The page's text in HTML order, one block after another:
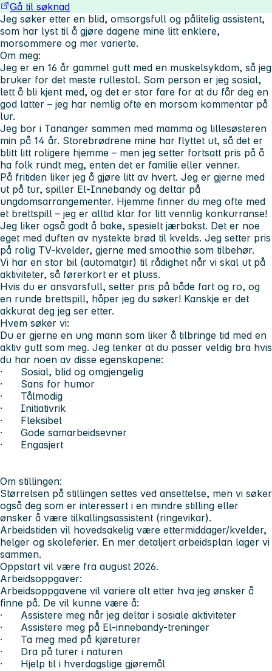
Gå til søknad
Jeg søker etter en blid, omsorgsfull og pålitelig assistent,
som har lyst til å gjøre dagene mine litt enklere,
morsommere og mer varierte.
Om meg:
Jeg er en 16 år gammel gutt med en muskelsykdom, så jeg
bruker for det meste rullestol. Som person er jeg sosial,
lett å bli kjent med, og det er stor fare for at du får deg en
god latter – jeg har nemlig ofte en morsom kommentar på
lur.
Jeg bor i Tananger sammen med mamma og lillesøsteren
min på 14 år. Storebrødrene mine har flyttet ut, så det er
blitt litt roligere hjemme – men jeg setter fortsatt pris på å
ha folk rundt meg, enten det er familie eller venner.
På fritiden liker jeg å gjøre litt av hvert. Jeg er gjerne med
ut på tur, spiller El-Innebandy og deltar på
ungdomsarrangementer. Hjemme finner du meg ofte med
et brettspill – jeg er alltid klar for litt vennlig konkurranse!
Jeg liker også godt å bake, spesielt jærbakst. Det er noe
eget med duften av nystekte brød til kvelds. Jeg setter pris
på rolig TV-kvelder, gjerne med smoothie som tilbehør.
Vi har en stor bil (automatgir) til rådighet når vi skal ut på
aktiviteter, så førerkort er et pluss.
Hvis du er ansvarsfull, setter pris på både fart og ro, og
en runde brettspill, håper jeg du søker! Kanskje er det
akkurat deg jeg ser etter.
Hvem søker vi:
Du er gjerne en ung mann som liker å tilbringe tid med en
aktiv gutt som meg. Jeg tenker at du passer veldig bra hvis
du har noen av disse egenskapene:
· Sosial, blid og omgjengelig
· Sans for humor
· Tålmodig
· Initiativrik
· Fleksibel
· Gode samarbeidsevner
· Engasjert
Om stillingen:
Størrelsen på stillingen settes ved ansettelse, men vi søker
også deg som er interessert i en mindre stilling eller
ønsker å være tilkallingsassistent (ringevikar).
Arbeidstiden vil hovedsakelig være ettermiddager/kvelder,
helger og skoleferier. En mer detaljert arbeidsplan lager vi
sammen.
Oppstart vil være fra august 2026.
Arbeidsoppgaver:
Arbeidsoppgavene vil variere alt etter hva jeg ønsker å
finne på. De vil kunne være å:
· Assistere meg når jeg deltar i sosiale aktiviteter
· Assistere meg på El-innebandy-treninger
· Ta meg med på kjøreturer
· Dra på turer i naturen
· Hjelp til i hverdagslige gjøremål